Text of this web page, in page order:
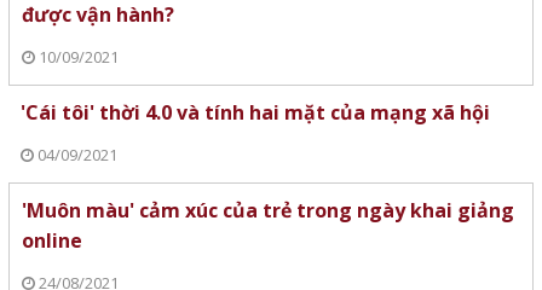
được vận hành?
10/09/2021
'Cái tôi' thời 4.0 và tính hai mặt của mạng xã hội
04/09/2021
'Muôn màu' cảm xúc của trẻ trong ngày khai giảng
online
24/08/2021